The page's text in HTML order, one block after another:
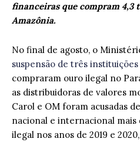
financeiras que compram 4,3
Amazônia.
No final de agosto, o
suspensão de três
compraram ouro ilegal no
as distribuidoras de valores
Carol e OM foram acusadas
nacional e internacional mais
ilegal nos anos de 2019 e